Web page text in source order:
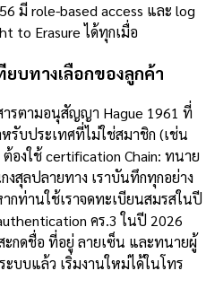
มี role-based access และ log
to Erasure ได้ทุกเมื่อ
ยบทางเลือกของลูกค้า
ารตามอนุสัญญา Hague 1961 ที่
รับประเทศที่ไม่ใช่สมาชิก (เช่น
องใช้ certification Chain: ทนาย
สุลปลายทาง เราบันทึกทุกอย่าง
กท่านใช้เราจดทะเบียนสมรสในปี
คร.3 ในปี 2026
ะกดชื่อ ที่อยู่ ลายเซ็น และทนายผู้
บบแล้ว เริ่มงานใหม่ได้ในโทร